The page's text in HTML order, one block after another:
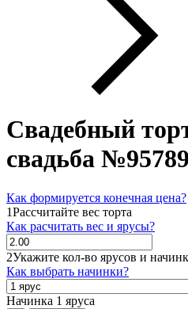
Свадебный
свадьба №95789
Как формируется конечная цена?
1Рассчитайте вес торта
Как расчитать вес и ярусы?
2Укажите кол-во ярусов и
Как выбрать начинки?
Начинка 1 яруса